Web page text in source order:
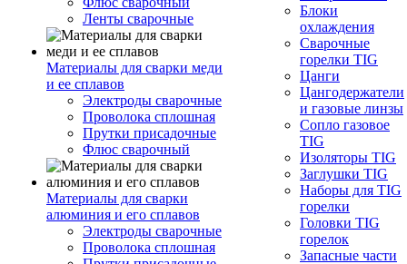
Ленты сварочные
Материалы для сварки меди
и ее сплавов
Электроды сварочные
Проволока сплошная
Прутки присадочные
Флюс сварочный
Материалы для сварки
алюминия и его сплавов
Электроды сварочные
Проволока сплошная
Блоки
охлаждения
Сварочные
горелки TIG
Цанги
Цангодержатели
и газовые линзы
Сопло газовое
TIG
Изоляторы TIG
Заглушки TIG
Наборы для TIG
горелки
Головки TIG
горелок
Запасные части